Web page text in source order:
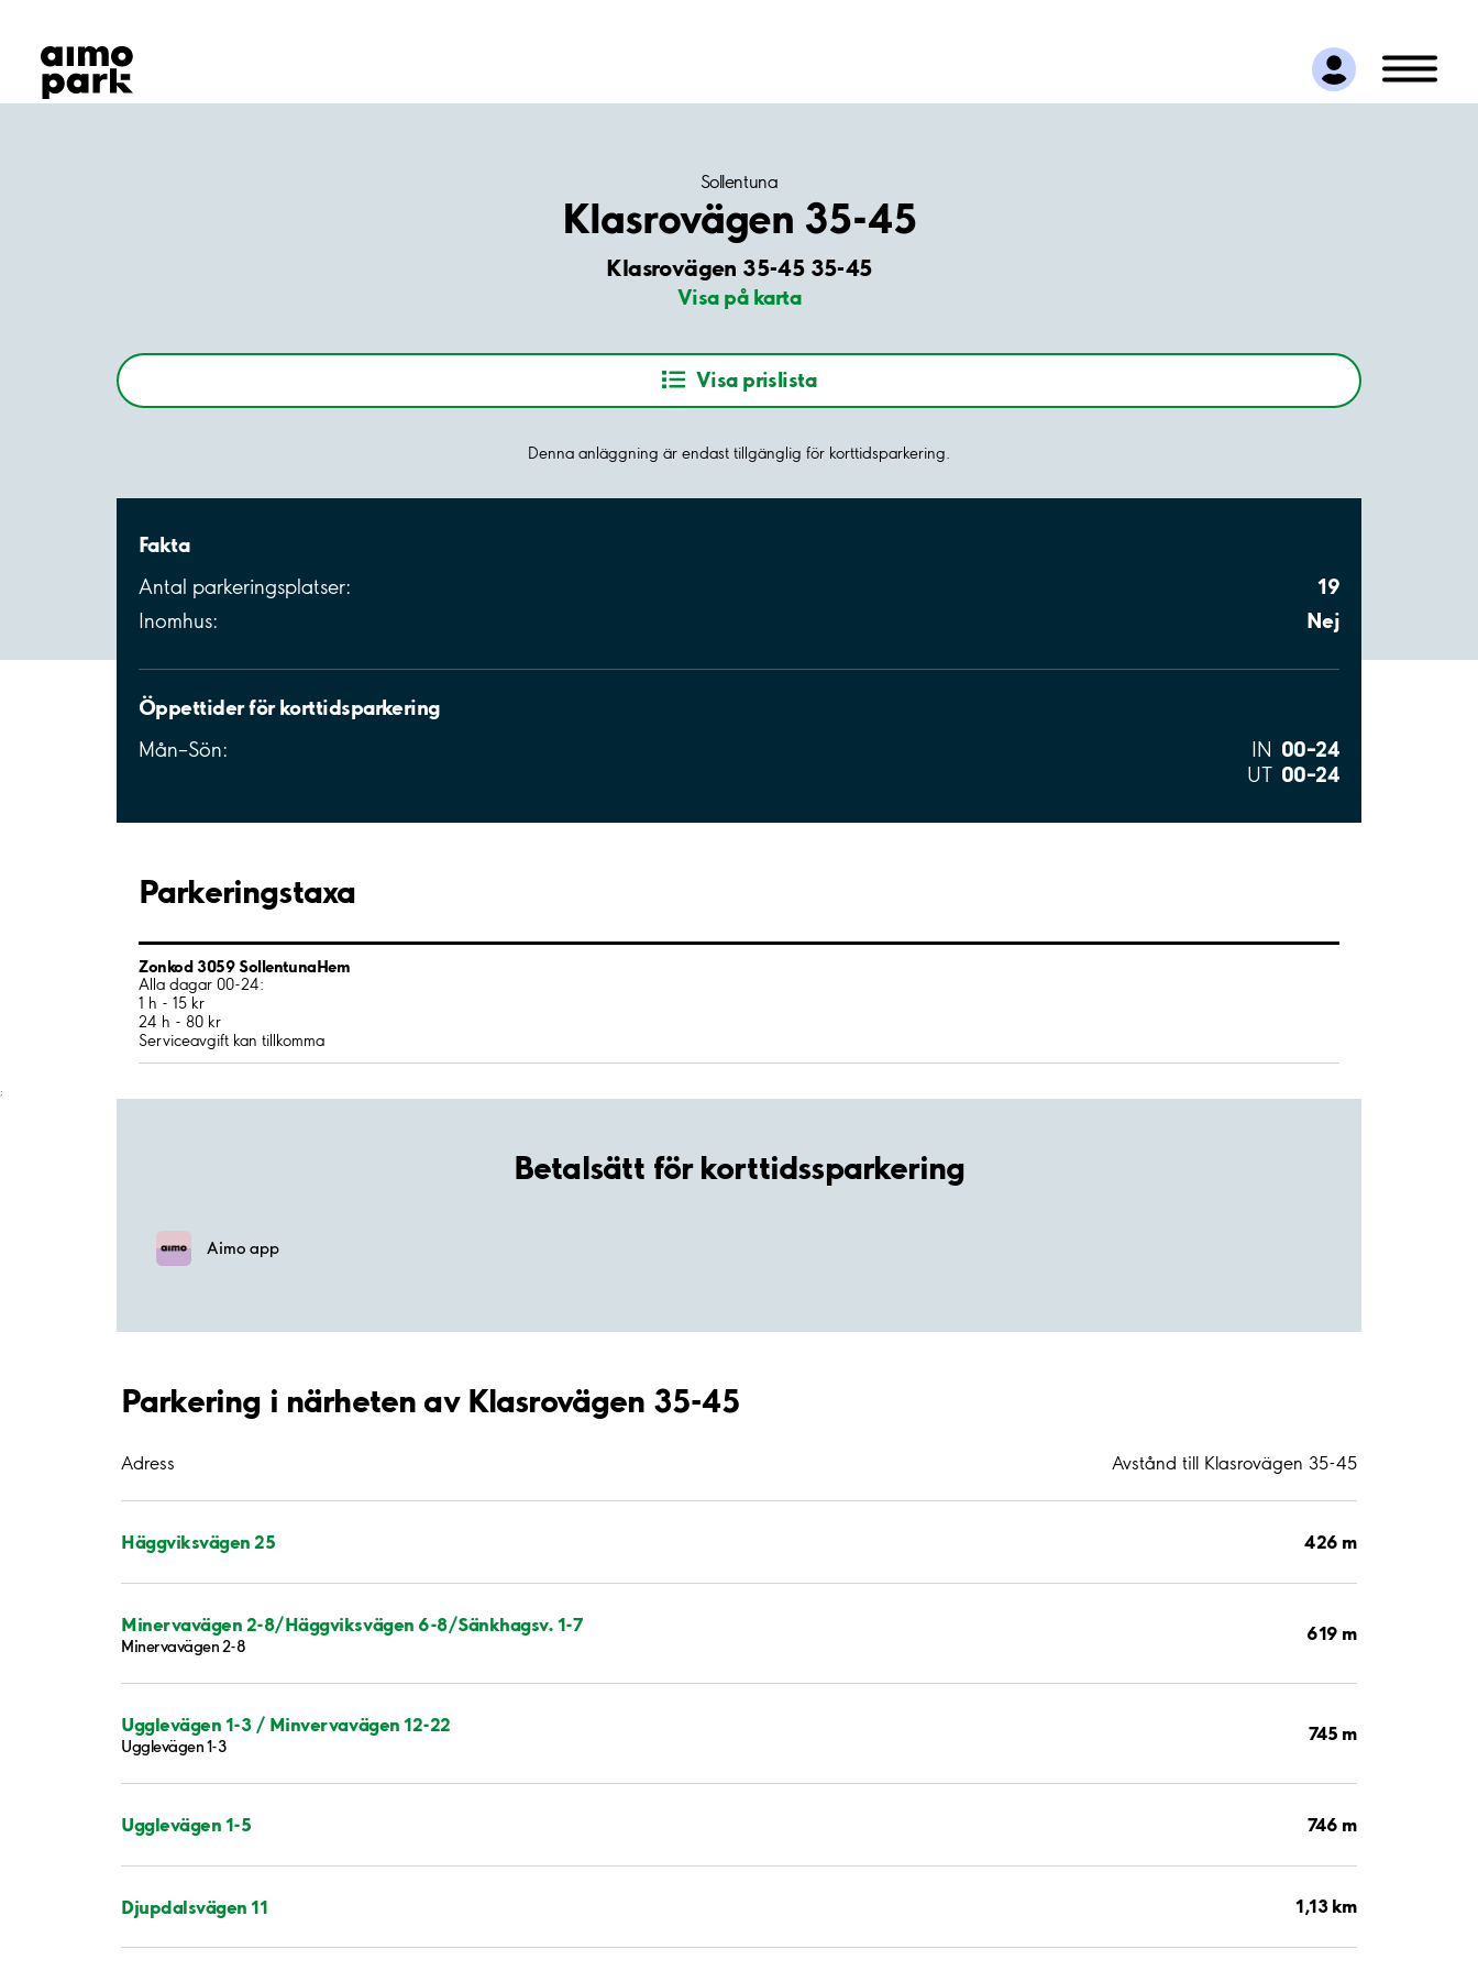
Hitta parkering
Samarbete
Kundservice
Sollentuna
Klasrovägen 35-45
Klasrovägen 35-45 35-45
Visa på karta
Visa prislista
Denna anläggning är endast tillgänglig för korttidsparkering.
Fakta
Antal parkeringsplatser: 19
Inomhus: Nej
Öppettider för korttidsparkering
Mån–Sön: IN 00–24
UT 00–24
Parkeringstaxa
Zonkod 3059 SollentunaHem
Alla dagar 00-24:
1 h - 15 kr
24 h - 80 kr
Serviceavgift kan tillkomma
;
Betalsätt för korttidssparkering
Aimo app
Parkering i närheten av Klasrovägen 35-45
Adress Avstånd till Klasrovägen 35-45
Häggviksvägen 25 426 m
Minervavägen 2-8/Häggviksvägen 6-8/Sänkhagsv. 1-7
Minervavägen 2-8
619 m
Ugglevägen 1-3 / Minvervavägen 12-22
Ugglevägen 1-3
745 m
Ugglevägen 1-5 746 m
Djupdalsvägen 11 1,13 km